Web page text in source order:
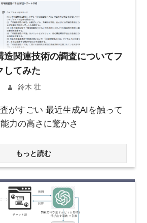
造関連技術の調査についてフ
してみた
鈴木 壮
がすごい 最近生成AIを触って
力の高さに驚かさ
もっと読む